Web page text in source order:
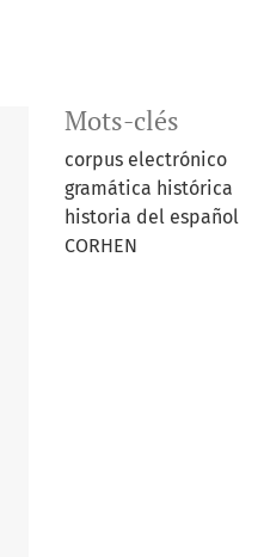
Mots-clés
corpus electrónico
gramática histórica
historia del español
CORHEN